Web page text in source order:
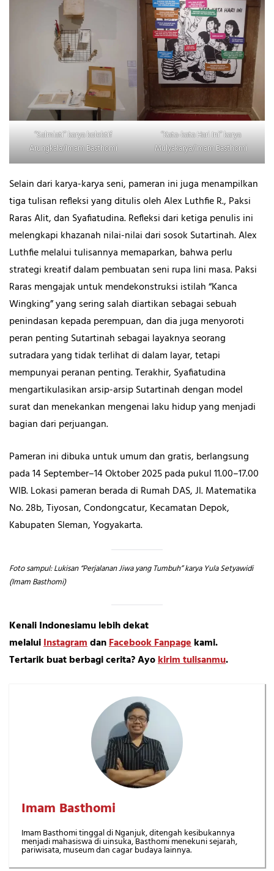
“Salmiati” karya kolektif
Arungkala/Imam Basthomi
“Kata-kata Hari Ini” karya
Mulyakarya/Imam Basthomi
Selain dari karya-karya seni, pameran ini juga menampilkan
tiga tulisan refleksi yang ditulis oleh Alex Luthfie R., Paksi
Raras Alit, dan Syafiatudina. Refleksi dari ketiga penulis ini
melengkapi khazanah nilai-nilai dari sosok Sutartinah. Alex
Luthfie melalui tulisannya memaparkan, bahwa perlu
strategi kreatif dalam pembuatan seni rupa lini masa. Paksi
Raras mengajak untuk mendekonstruksi istilah “Kanca
Wingking” yang sering salah diartikan sebagai sebuah
penindasan kepada perempuan, dan dia juga menyoroti
peran penting Sutartinah sebagai layaknya seorang
sutradara yang tidak terlihat di dalam layar, tetapi
mempunyai peranan penting. Terakhir, Syafiatudina
mengartikulasikan arsip-arsip Sutartinah dengan model
surat dan menekankan mengenai laku hidup yang menjadi
bagian dari perjuangan.
Pameran ini dibuka untuk umum dan gratis, berlangsung
pada 14 September–14 Oktober 2025 pada pukul 11.00–17.00
WIB. Lokasi pameran berada di Rumah DAS, Jl. Matematika
No. 28b, Tiyosan, Condongcatur, Kecamatan Depok,
Kabupaten Sleman, Yogyakarta.
Foto sampul: Lukisan “Perjalanan Jiwa yang Tumbuh” karya Yula Setyawidi
(Imam Basthomi)
Kenali Indonesiamu lebih dekat
melaluiInstagramdanFacebook Fanpagekami.
Tertarik buat berbagi cerita? Ayokirim tulisanmu.
Imam Basthomi
Imam Basthomi tinggal di Nganjuk, ditengah kesibukannya
menjadi mahasiswa di uinsuka, Basthomi menekuni sejarah,
pariwisata, museum dan cagar budaya lainnya.